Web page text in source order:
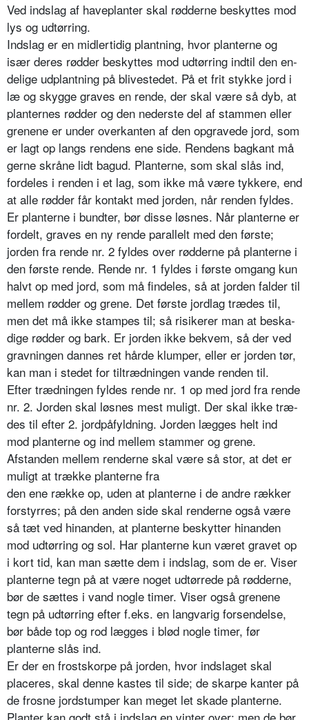
Ved indslag af haveplanter skal rødderne beskyttes mod
lys og udtørring.
Indslag er en midlertidig plantning, hvor planterne og
især deres rødder beskyttes mod udtørring indtil den en­
delige udplantning på blivestedet. På et frit stykke jord i
læ og skygge graves en rende, der skal være så dyb, at
planternes rødder og den nederste del af stammen eller
grenene er under overkanten af den opgravede jord, som
er lagt op langs rendens ene side. Rendens bagkant må
gerne skråne lidt bagud. Planterne, som skal slås ind,
fordeles i renden i et lag, som ikke må være tykkere, end
at alle rødder får kontakt med jorden, når renden fyl­des.
Er planterne i bundter, bør disse løsnes. Når planterne er
fordelt, graves en ny rende parallelt med den første;
jorden fra rende nr. 2 fyldes over rødderne på planterne i
den første rende. Rende nr. 1 fyldes i første omgang kun
halvt op med jord, som må findeles, så at jorden falder til
mellem rødder og grene. Det første jordlag trædes til,
men det må ikke stampes til; så risikerer man at beska­
dige rødder og bark. Er jorden ikke bekvem, så der ved
gravningen dannes ret hårde klumper, eller er jorden tør,
kan man i stedet for tiltrædningen vande renden til.
Efter trædningen fyldes rende nr. 1 op med jord fra rende
nr. 2. Jorden skal løsnes mest muligt. Der skal ikke træ­
des til efter 2. jordpåfyldning. Jorden lægges helt ind
mod planterne og ind mellem stammer og grene.
Afstanden mellem renderne skal være så stor, at det er
muligt at trække planterne fra
den ene række op, uden at planterne i de andre rækker
forstyrres; på den anden side skal renderne også være
så tæt ved hinanden, at planterne beskyt­ter hinanden
mod udtørring og sol. Har planterne kun været gravet op
i kort tid, kan man sætte dem i indslag, som de er. Viser
planterne tegn på at være noget udtørrede på rødderne,
bør de sættes i vand nogle timer. Viser også grenene
tegn på udtørring efter f.eks. en langvarig forsendelse,
bør både top og rod lægges i blød nogle timer, før
planterne slås ind.
Er der en frostskorpe på jorden, hvor indslaget skal
placeres, skal denne ka­stes til side; de skarpe kanter på
de frosne jordstumper kan meget let ska­de planterne.